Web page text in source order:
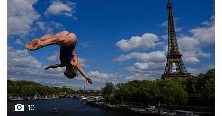
10
Лучшие фото недели